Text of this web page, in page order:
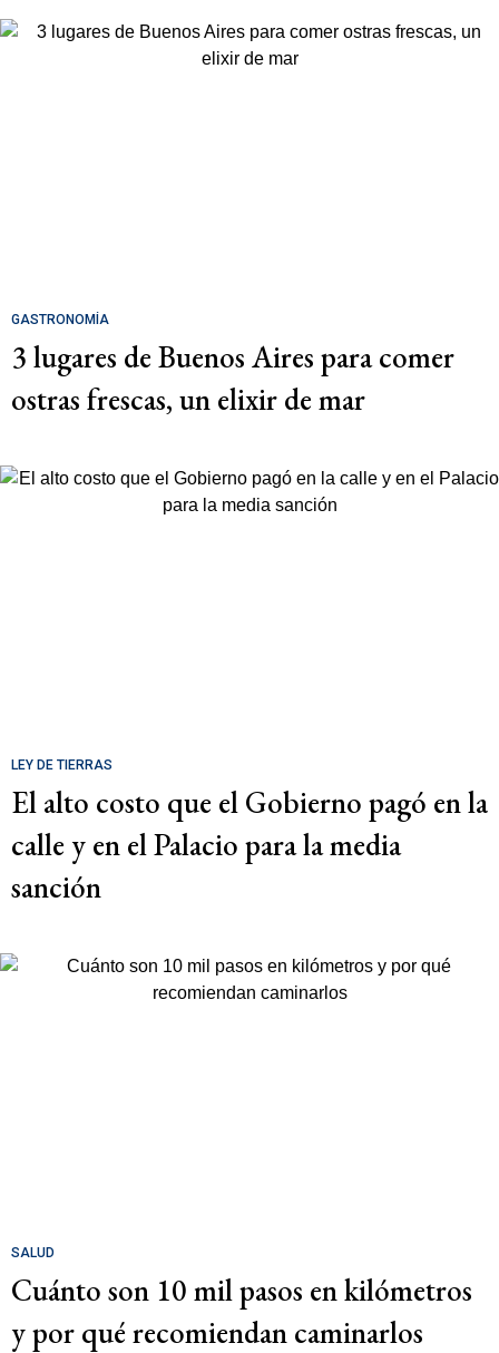
GASTRONOMÍA
3 lugares de Buenos Aires para comer
ostras frescas, un elixir de mar
LEY DE TIERRAS
El alto costo que el Gobierno pagó en la
calle y en el Palacio para la media
sanción
SALUD
Cuánto son 10 mil pasos en kilómetros
y por qué recomiendan caminarlos